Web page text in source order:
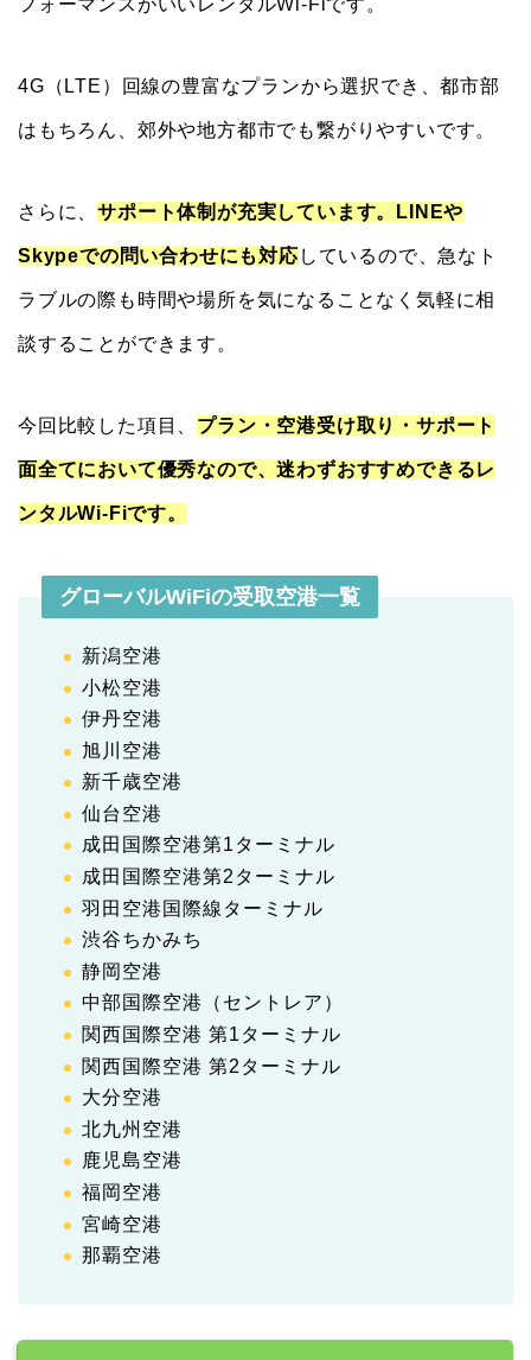
フォーマンスがいいレンタルWi-Fiです。
4G（LTE）回線の豊富なプランから選択でき、都市部
はもちろん、郊外や地方都市でも繋がりやすいです。
さらに、サポート体制が充実しています。LINEや
Skypeでの問い合わせにも対応 しているので、急なト
ラブルの際も時間や場所を気になることなく気軽に相
談することができます。
今回比較した項目、 プラン・空港受け取り・サポート
面全てにおいて優秀なので、迷わずおすすめできるレ
ンタルWi-Fiです。
グローバルWiFiの受取空港一覧
新潟空港
小松空港
伊丹空港
旭川空港
新千歳空港
仙台空港
成田国際空港第1ターミナル
成田国際空港第2ターミナル
羽田空港国際線ターミナル
渋谷ちかみち
静岡空港
中部国際空港（セントレア）
関西国際空港 第1ターミナル
関西国際空港 第2ターミナル
大分空港
北九州空港
鹿児島空港
福岡空港
宮崎空港
那覇空港